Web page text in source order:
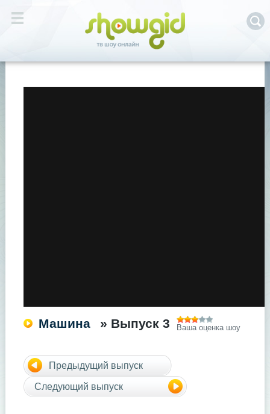
Машина » Выпуск 3 Ваша оценка шоу
Предыдущий выпуск
Следующий выпуск